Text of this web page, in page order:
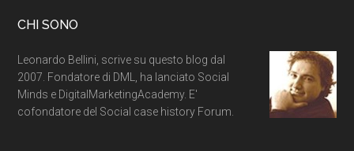
CHI SONO
Leonardo Bellini, scrive su questo blog dal
2007. Fondatore di DML, ha lanciato Social
Minds e DigitalMarketingAcademy. E'
cofondatore del Social case history Forum.